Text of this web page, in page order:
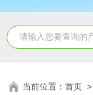
当前位置：首页 >